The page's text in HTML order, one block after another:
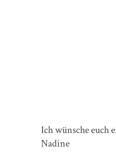
Ich wünsche euch
Nadine